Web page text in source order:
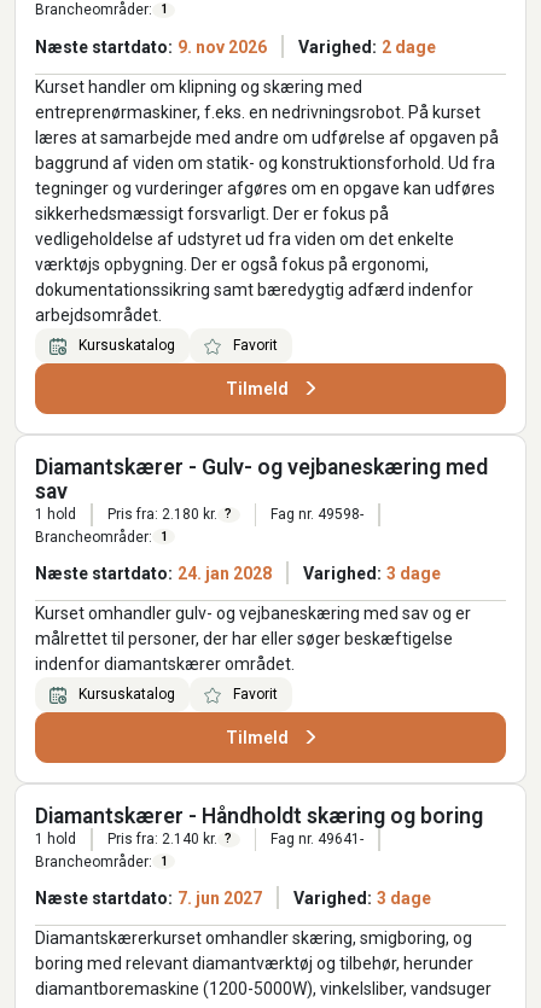
Brancheområder:
1
Næste startdato: 9. nov 2026 Varighed: 2 dage
Kurset handler om klipning og skæring med
entreprenørmaskiner, f.eks. en nedrivningsrobot. På kurset
læres at samarbejde med andre om udførelse af opgaven på
baggrund af viden om statik- og konstruktionsforhold. Ud fra
tegninger og vurderinger afgøres om en opgave kan udføres
sikkerhedsmæssigt forsvarligt. Der er fokus på
vedligeholdelse af udstyret ud fra viden om det enkelte
værktøjs opbygning. Der er også fokus på ergonomi,
dokumentationssikring samt bæredygtig adfærd indenfor
arbejdsområdet.
Kursuskatalog Favorit
Tilmeld
Diamantskærer - Gulv- og vejbaneskæring med
sav
1 hold Pris fra: 2.180 kr. ?
Fag nr. 49598-
Brancheområder:
1
Næste startdato: 24. jan 2028 Varighed: 3 dage
Kurset omhandler gulv- og vejbaneskæring med sav og er
målrettet til personer, der har eller søger beskæftigelse
indenfor diamantskærer området.
Kursuskatalog Favorit
Tilmeld
Diamantskærer - Håndholdt skæring og boring
1 hold Pris fra: 2.140 kr. ?
Fag nr. 49641-
Brancheområder:
1
Næste startdato: 7. jun 2027 Varighed: 3 dage
Diamantskærerkurset omhandler skæring, smigboring, og
boring med relevant diamantværktøj og tilbehør, herunder
diamantboremaskine (1200-5000W), vinkelsliber, vandsuger